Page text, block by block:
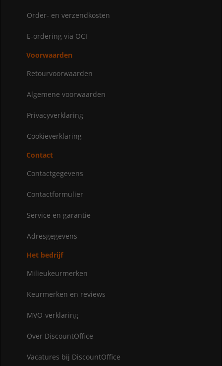
Order- en verzendkosten
E-ordering via OCI
Voorwaarden
Retourvoorwaarden
Algemene voorwaarden
Privacyverklaring
Cookieverklaring
Contact
Contactgegevens
Contactformulier
Service en garantie
Adresgegevens
Het bedrijf
Milieukeurmerken
Keurmerken en reviews
MVO-verklaring
Over DiscountOffice
Vacatures bij DiscountOffice